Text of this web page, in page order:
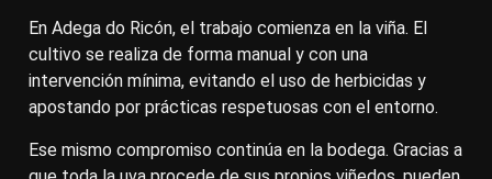
En Adega do Ricón, el trabajo comienza en la viña. El
cultivo se realiza de forma manual y con una
intervención mínima, evitando el uso de herbicidas y
apostando por prácticas respetuosas con el entorno.
Ese mismo compromiso continúa en la bodega. Gracias a